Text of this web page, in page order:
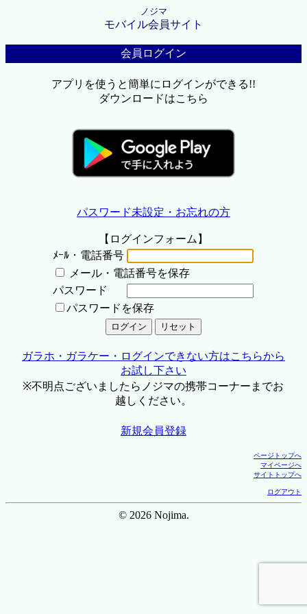
ノジマ
モバイル会員サイト
会員ログイン
アプリを使うと簡単にログインができる!!
ダウンロードはこちら
パスワード未設定・お忘れの方
【ログインフォーム】
ﾒｰﾙ・電話番号
メール・電話番号を保存
パスワード
パスワードを保存
ガラホ・ガラケー・ログインできない方はこちらから
お試し下さい
※不明点ございましたらノジマの携帯コーナーまでお
越しください。
新規会員登録
ページトップへ
マイページへ
サイトトップへ
ログアウト
© 2026 Nojima.